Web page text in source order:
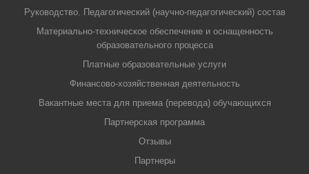
Руководство. Педагогический (научно-педагогический) состав
Материально-техническое обеспечение и оснащенность
образовательного процесса
Платные образовательные услуги
Финансово-хозяйственная деятельность
Вакантные места для приема (перевода) обучающихся
Партнерская программа
Отзывы
Партнеры